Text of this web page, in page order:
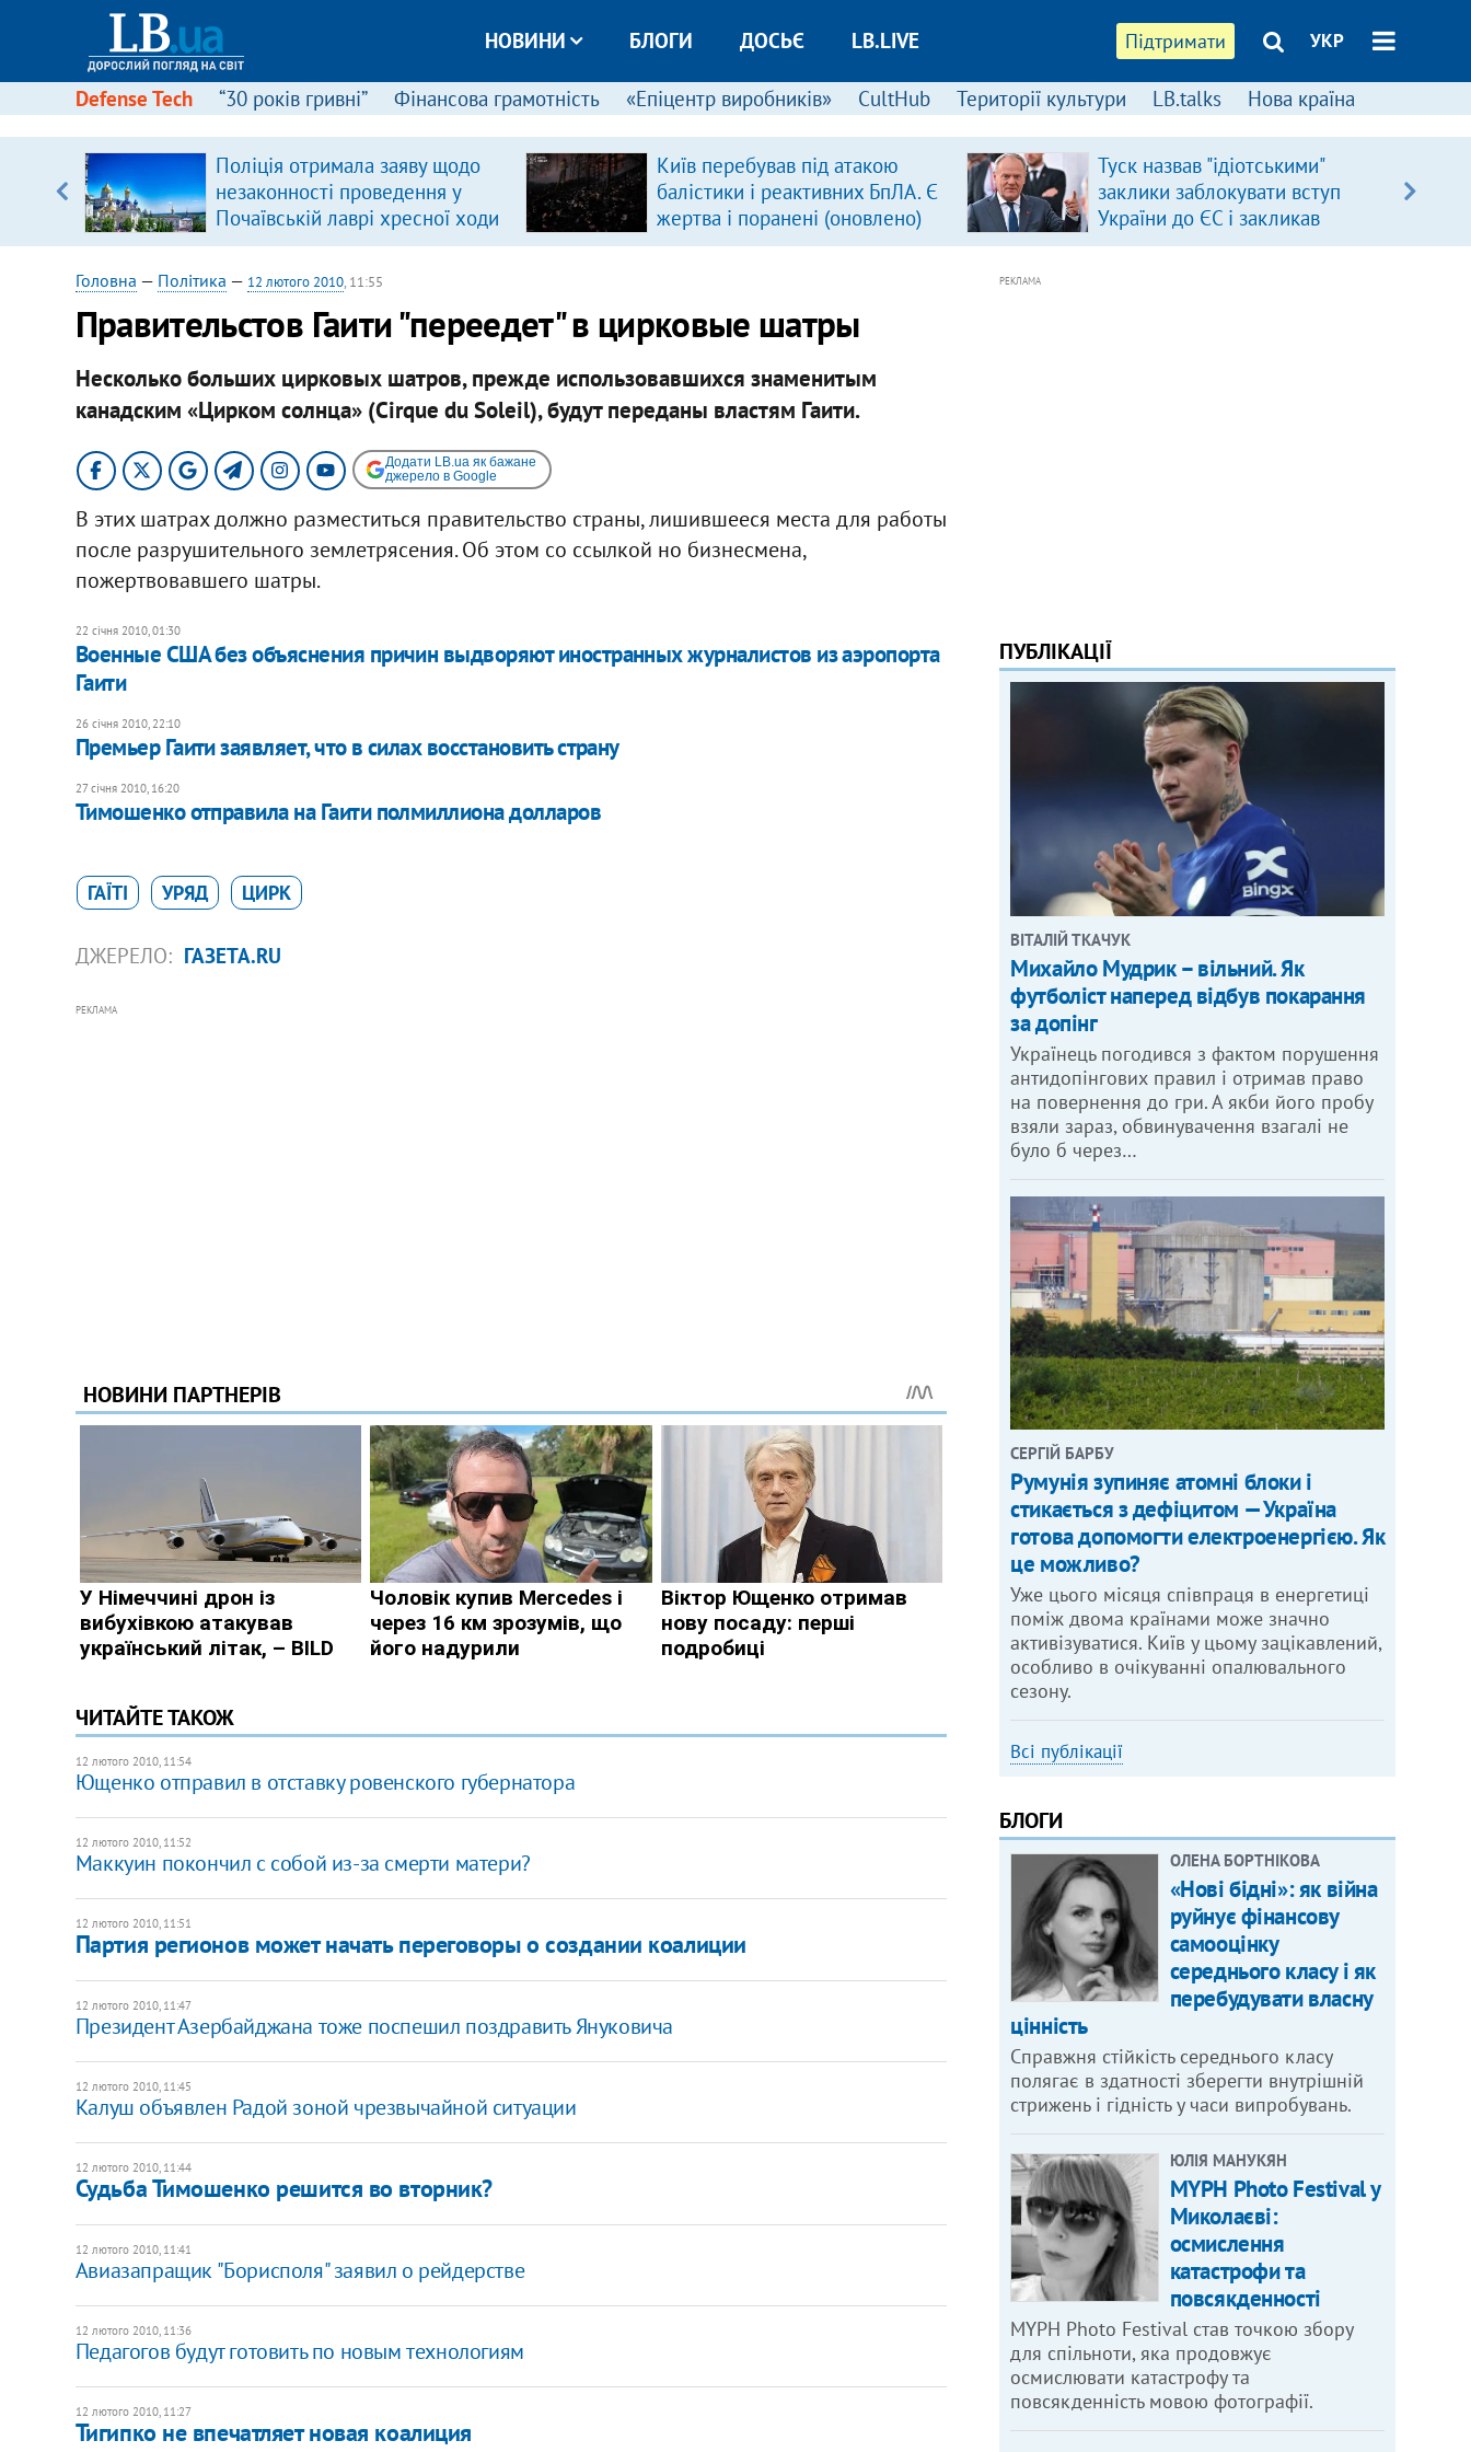
Підтримати УКР
НОВИНИ БЛОГИ ДОСЬЄ LB.LIVE
Defense Tech “30 років гривні” Фінансова грамотність «Епіцентр виробників» CultHub Території культури LB.talks Нова країна
Поліція отримала заяву щодо
незаконності проведення у
Почаївській лаврі хресної ходи
Київ перебував під атакою
балістики і реактивних БпЛА. Є
жертва і поранені (оновлено)
Туск назвав "ідіотськими"
заклики заблокувати вступ
України до ЄС і закликав
припинити антиукраїнську
Головна — Політика — 12 лютого 2010, 11:55
Правительстов Гаити "переедет" в цирковые шатры
Несколько больших цирковых шатров, прежде использовавшихся знаменитым
канадским «Цирком солнца» (Cirque du Soleil), будут переданы властям Гаити.
Додати LB.ua як бажане
джерело в Google
В этих шатрах должно разместиться правительство страны, лишившееся места для работы
после разрушительного землетрясения. Об этом со ссылкой но бизнесмена,
пожертвовавшего шатры.
22 січня 2010, 01:30
Военные США без объяснения причин выдворяют иностранных журналистов из аэропорта
Гаити
26 січня 2010, 22:10
Премьер Гаити заявляет, что в силах восстановить страну
27 січня 2010, 16:20
Тимошенко отправила на Гаити полмиллиона долларов
ГАЇТІ УРЯД ЦИРК
ДЖЕРЕЛО: ГАЗЕТА.RU
РЕКЛАМА
ЧИТАЙТЕ ТАКОЖ
12 лютого 2010, 11:54
Ющенко отправил в отставку ровенского губернатора
12 лютого 2010, 11:52
Маккуин покончил с собой из-за смерти матери?
12 лютого 2010, 11:51
Партия регионов может начать переговоры о создании коалиции
12 лютого 2010, 11:47
Президент Азербайджана тоже поспешил поздравить Януковича
12 лютого 2010, 11:45
Калуш объявлен Радой зоной чрезвычайной ситуации
12 лютого 2010, 11:44
Судьба Тимошенко решится во вторник?
12 лютого 2010, 11:41
Авиазапращик "Борисполя" заявил о рейдерстве
12 лютого 2010, 11:36
Педагогов будут готовить по новым технологиям
12 лютого 2010, 11:27
Тигипко не впечатляет новая коалиция
РЕКЛАМА
ПУБЛІКАЦІЇ
ВІТАЛІЙ ТКАЧУК
Михайло Мудрик – вільний. Як
футболіст наперед відбув покарання
за допінг
Українець погодився з фактом порушення
антидопінгових правил і отримав право
на повернення до гри. А якби його пробу
взяли зараз, обвинувачення взагалі не
було б через…
СЕРГІЙ БАРБУ
Румунія зупиняє атомні блоки і
стикається з дефіцитом — Україна
готова допомогти електроенергією. Як
це можливо?
Уже цього місяця співпраця в енергетиці
поміж двома країнами може значно
активізуватися. Київ у цьому зацікавлений,
особливо в очікуванні опалювального
сезону.
Всі публікації
БЛОГИ
ОЛЕНА БОРТНІКОВА
«Нові бідні»: як війна
руйнує фінансову
самооцінку
середнього класу і як
перебудувати власну
цінність
Справжня стійкість середнього класу
полягає в здатності зберегти внутрішній
стрижень і гідність у часи випробувань.
ЮЛІЯ МАНУКЯН
MYPH Photo Festival у
Миколаєві:
осмислення
катастрофи та
повсякденності
MYPH Photo Festival став точкою збору
для спільноти, яка продовжує
осмислювати катастрофу та
повсякденність мовою фотографії.